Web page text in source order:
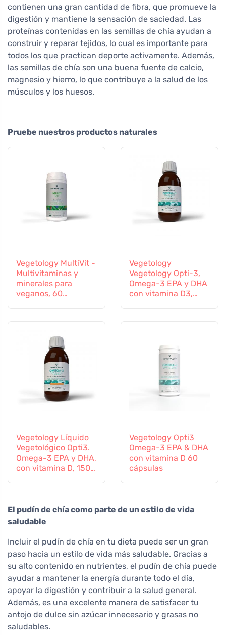
contienen una gran cantidad de fibra, que promueve la
digestión y mantiene la sensación de saciedad. Las
proteínas contenidas en las semillas de chía ayudan a
construir y reparar tejidos, lo cual es importante para
todos los que practican deporte activamente. Además,
las semillas de chía son una buena fuente de calcio,
magnesio y hierro, lo que contribuye a la salud de los
músculos y los huesos.
Pruebe nuestros productos naturales
Vegetology MultiVit -
Multivitaminas y
minerales para
veganos, 60
Vegetology
Vegetology Opti-3,
Omega-3 EPA y DHA
con vitamina D3,
Vegetology Líquido
Vegetológico Opti3.
Omega-3 EPA y DHA,
con vitamina D, 150
Vegetology Opti3
Omega-3 EPA & DHA
con vitamina D 60
cápsulas
El pudín de chía como parte de un estilo de vida
saludable
Incluir el pudín de chía en tu dieta puede ser un gran
paso hacia un estilo de vida más saludable. Gracias a
su alto contenido en nutrientes, el pudín de chía puede
ayudar a mantener la energía durante todo el día,
apoyar la digestión y contribuir a la salud general.
Además, es una excelente manera de satisfacer tu
antojo de dulce sin azúcar innecesario y grasas no
saludables.